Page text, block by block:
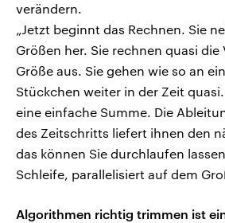
verändern.
„Jetzt beginnt das Rechnen. Sie
Größen her. Sie rechnen quasi
Größe aus. Sie gehen wie so an
Stückchen weiter in der Zeit
eine einfache Summe. Die
des Zeitschritts liefert ihnen den
das können Sie durchlaufen
Schleife, parallelisiert auf dem
Algorithmen richtig trimmen ist